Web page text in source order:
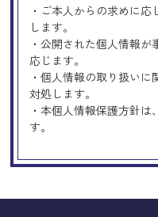
・ご本人からの求めに
します。
・公開された個人情報
応じます。
・個人情報の取り扱い
対処します。
・本個人情報保護方針
す。
Googleアナリ